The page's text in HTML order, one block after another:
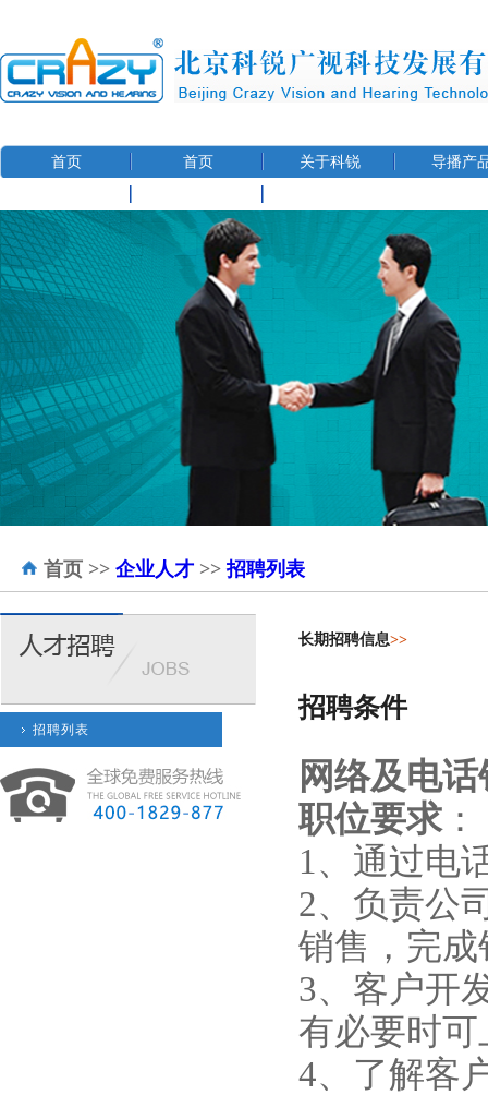
首页 首页 关于科锐
导播产
首页 >> 企业人才 >>招聘列表
招聘列表
长期招聘信息>>
招聘条件
网络及电
职位要求：
1、通过电
2、负责公
销售，完
3、客户开
有必要时
4、了解客